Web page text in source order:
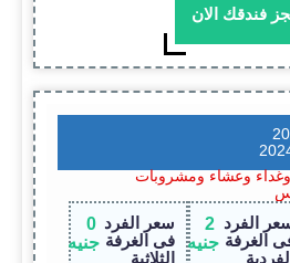
فندقك الان
وعشاء ومشروبات
الفرد
الغرفة
الفردية
2
جنيه
سعر الفرد
فى الغرفة
الثلاثية
0
جنيه